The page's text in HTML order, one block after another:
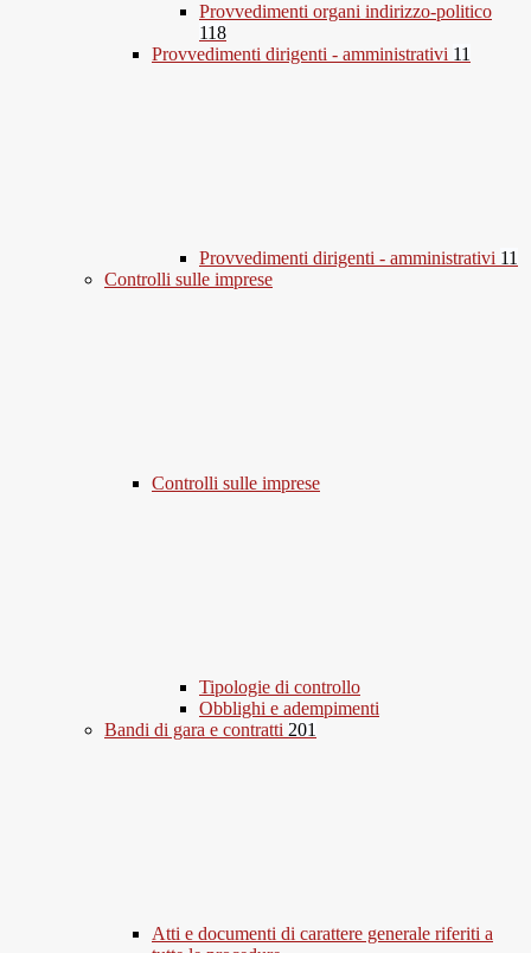
Provvedimenti organi indirizzo-politico
118
Provvedimenti dirigenti - amministrativi 11
Provvedimenti dirigenti - amministrativi 11
Controlli sulle imprese
Controlli sulle imprese
Tipologie di controllo
Obblighi e adempimenti
Bandi di gara e contratti 201
Atti e documenti di carattere generale riferiti a